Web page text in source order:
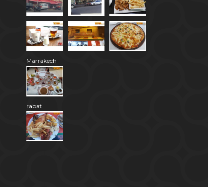
Marrakech
rabat